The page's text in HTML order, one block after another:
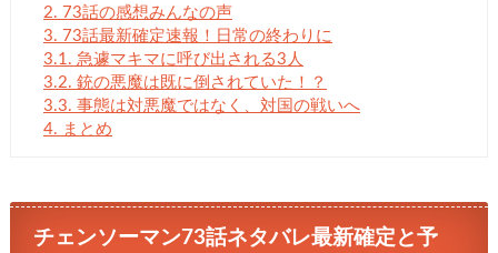
2. 73話の感想みんなの声
3. 73話最新確定速報！日常の終わりに
3.1. 急遽マキマに呼び出される3人
3.2. 銃の悪魔は既に倒されていた！？
3.3. 事態は対悪魔ではなく、対国の戦いへ
4. まとめ
チェンソーマン73話ネタバレ最新確定と予